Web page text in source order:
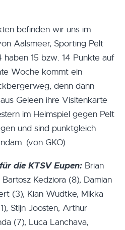
befinden wir uns im
Aalsmeer, Sporting Pelt
15 bzw. 14 Punkte auf
Woche kommt ein
denn dann
Geleen ihre Visitenkarte
im Heimspiel gegen Pelt
und sind punktgleich
(von GKO)
die KTSV Eupen: Brian
Kedziora (8), Damian
(3), Kian Wudtke, Mikka
Stijn Joosten, Arthur
(7), Luca Lanchava,